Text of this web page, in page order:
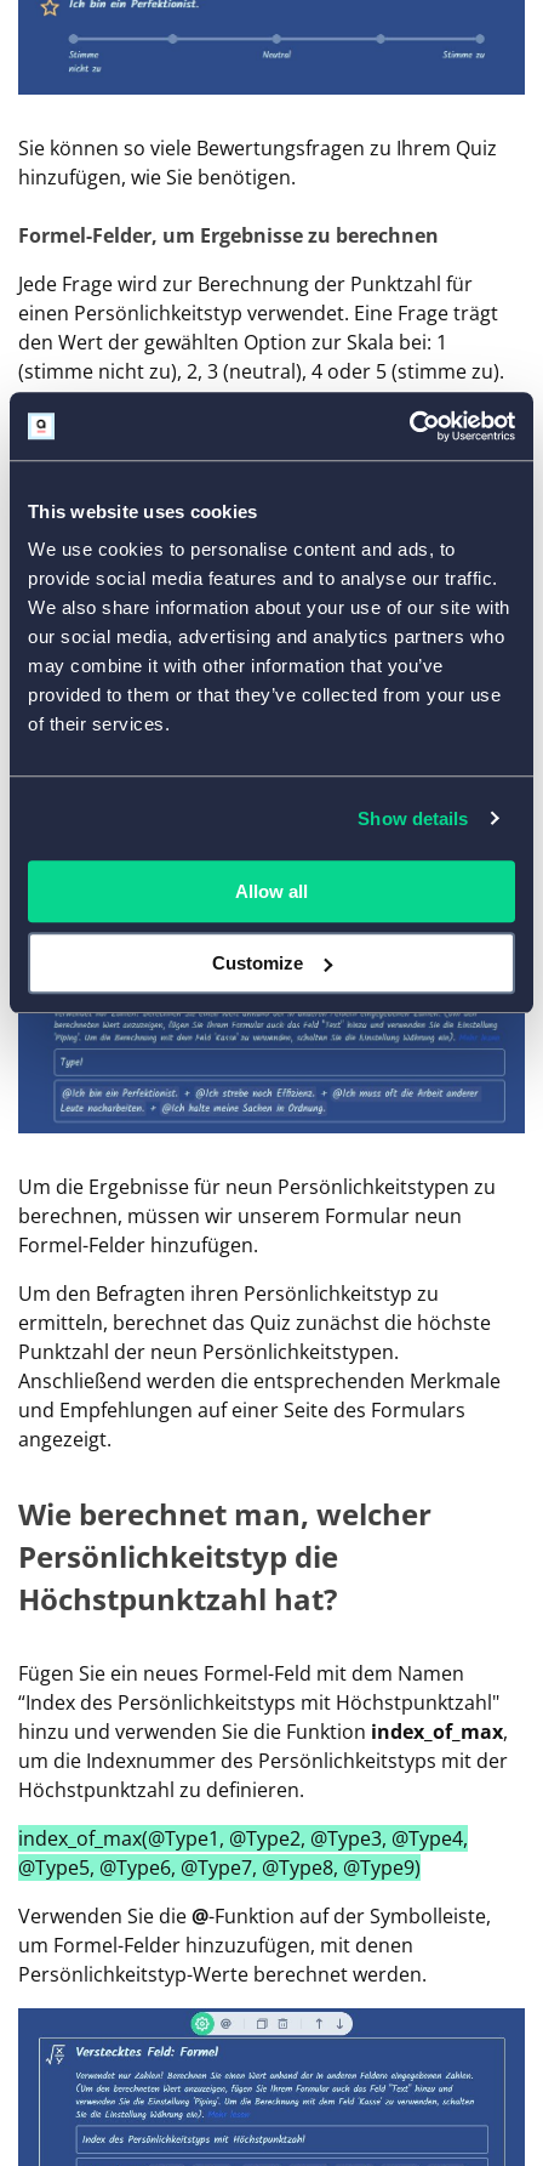
This website uses cookies
We use cookies to personalise content and ads, to
provide social media features and to analyse our traffic.
We also share information about your use of our site with
our social media, advertising and analytics partners who
may combine it with other information that you’ve
provided to them or that they’ve collected from your use
of their services.
Show details
Allow all
Customize
Sie können so viele Bewertungsfragen zu Ihrem Quiz
hinzufügen, wie Sie benötigen.
Formel-Felder, um Ergebnisse zu berechnen
Jede Frage wird zur Berechnung der Punktzahl für
einen Persönlichkeitstyp verwendet. Eine Frage trägt
den Wert der gewählten Option zur Skala bei: 1
(stimme nicht zu), 2, 3 (neutral), 4 oder 5 (stimme zu).
Unser Quizbeispiel hat 36 Fragen. Sie werden
verwendet, um die Ergebnisse für neun
… Typ 9. Vier Fragen für jeden Persönlichkeitstyp.
Um eine Punktzahl für einen Persönlichkeitstyp zu
berechnen, müssen wir das Feld Formel verwenden,
das die Werte aus vier Fragen addiert.
Mit dem Formel-Feld ist es sehr einfach, eine Punktzahl
zu berechnen:
hinzu.
Verwenden Sie die @-Funktion, um die Summe
Um die Ergebnisse für neun Persönlichkeitstypen zu
berechnen, müssen wir unserem Formular neun
Formel-Felder hinzufügen.
Um den Befragten ihren Persönlichkeitstyp zu
ermitteln, berechnet das Quiz zunächst die höchste
Punktzahl der neun Persönlichkeitstypen.
Anschließend werden die entsprechenden Merkmale
und Empfehlungen auf einer Seite des Formulars
angezeigt.
Wie berechnet man, welcher
Persönlichkeitstyp die
Höchstpunktzahl hat?
Fügen Sie ein neues Formel-Feld mit dem Namen
“Index des Persönlichkeitstyps mit Höchstpunktzahl"
hinzu und verwenden Sie die Funktion index_of_max,
um die Indexnummer des Persönlichkeitstyps mit der
Höchstpunktzahl zu definieren.
index_of_max(@Type1, @Type2, @Type3, @Type4,
@Type5, @Type6, @Type7, @Type8, @Type9)
Verwenden Sie die@-Funktion auf der Symbolleiste,
um Formel-Felder hinzuzufügen, mit denen
Persönlichkeitstyp-Werte berechnet werden.